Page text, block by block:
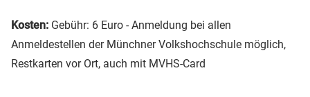
Kosten: Gebühr: 6 Euro - Anmeldung bei allen
Anmeldestellen der Münchner Volkshochschule möglich,
Restkarten vor Ort, auch mit MVHS-Card